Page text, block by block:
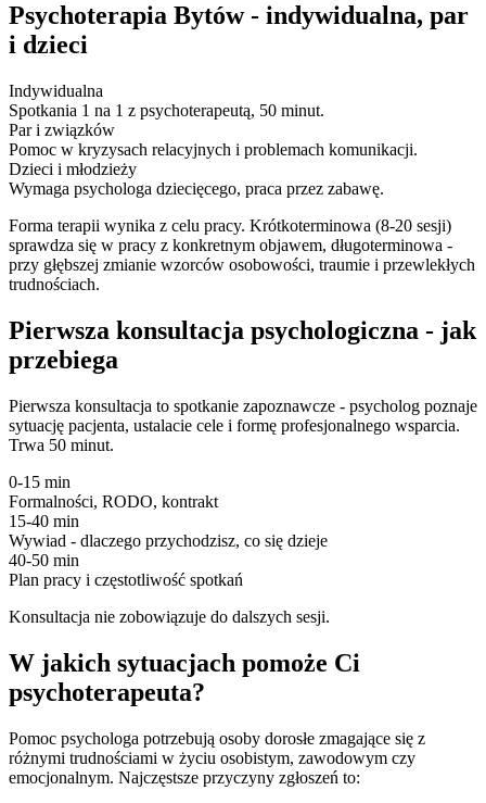
Psychoterapia Bytów - indywidualna, par
i dzieci
Indywidualna
Spotkania 1 na 1 z psychoterapeutą, 50 minut.
Par i związków
Pomoc w kryzysach relacyjnych i problemach komunikacji.
Dzieci i młodzieży
Wymaga psychologa dziecięcego, praca przez zabawę.
Forma terapii wynika z celu pracy. Krótkoterminowa (8-20 sesji)
sprawdza się w pracy z konkretnym objawem, długoterminowa -
przy głębszej zmianie wzorców osobowości, traumie i przewlekłych
trudnościach.
Pierwsza konsultacja psychologiczna - jak
przebiega
Pierwsza konsultacja to spotkanie zapoznawcze - psycholog poznaje
sytuację pacjenta, ustalacie cele i formę profesjonalnego wsparcia.
Trwa 50 minut.
0-15 min
Formalności, RODO, kontrakt
15-40 min
Wywiad - dlaczego przychodzisz, co się dzieje
40-50 min
Plan pracy i częstotliwość spotkań
Konsultacja nie zobowiązuje do dalszych sesji.
W jakich sytuacjach pomoże Ci
psychoterapeuta?
Pomoc psychologa potrzebują osoby dorosłe zmagające się z
różnymi trudnościami w życiu osobistym, zawodowym czy
emocjonalnym. Najczęstsze przyczyny zgłoszeń to: